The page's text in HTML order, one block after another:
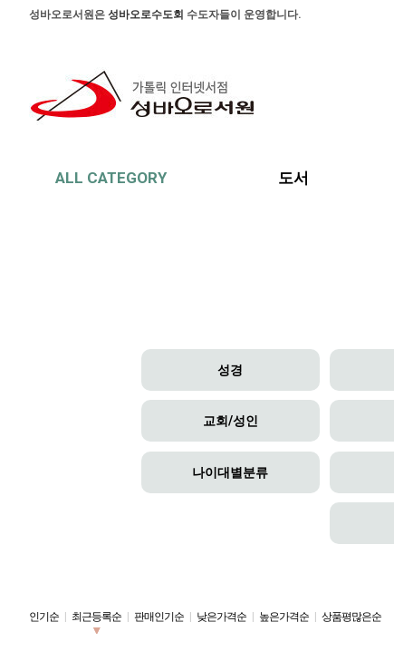
본문 바로가기
주메뉴 바로가기
사이드메뉴 바로가기
성바오로서원은 성바오로수도회 수도자들이 운영합니다.
ALL CATEGORY 도서
성경
교회/성인
나이대별분류
인기순 최근등록순 판매인기순 낮은가격순 높은가격순 상품평많은순